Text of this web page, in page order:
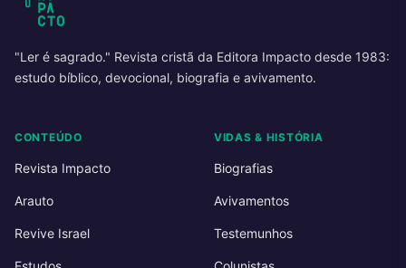
"Ler é sagrado." Revista cristã da Editora Impacto desde 1983:
estudo bíblico, devocional, biografia e avivamento.
CONTEÚDO
Revista Impacto
Arauto
Revive Israel
VIDAS & HISTÓRIA
Biografias
Avivamentos
Testemunhos